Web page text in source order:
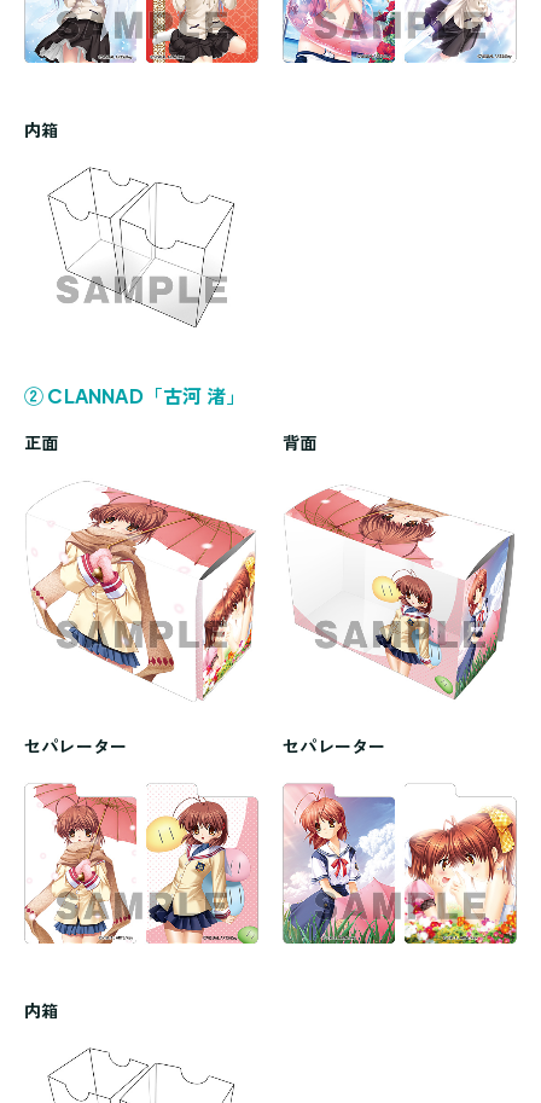
内箱
② CLANNAD「古河 渚」
正面 背面
セパレーター セパレーター
内箱